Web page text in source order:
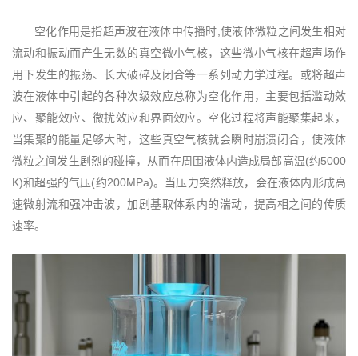
空化作用是指超声波在液体中传播时,使液体微粒之间发生相对
流动和振动而产生无数的真空微小气核，这些微小气核在超声场作
用下发生的振荡、长大破碎及闭合等一系列动力学过程。或将超声
波在液体中引起的各种次级效应总称为空化作用，主要包括滥动效
应、聚能效应、微扰效应和界面效应。空化过程将声能聚集起来，
当集聚的能量足够大时，这些真空气核就会瞬时崩溃闭合，使液体
微粒之间发生剧烈的碰撞，从而在周围液体内造成局部高温(约5000
K)和超强的气压(约200MPa)。当压力突然释放，会在液体内形成高
速微射流和强冲击波，加剧基取体系内的湍动，提高相之间的传质
速率。